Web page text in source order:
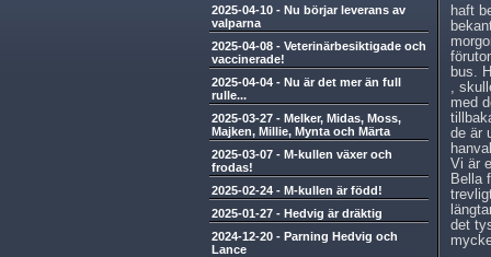
2025-04-10 - Nu börjar leverans av
valparna
2025-04-08 - Veterinärbesiktigade och
vaccinerade!
2025-04-04 - Nu är det mer än full
rulle...
2025-03-27 - Melker, Midas, Moss,
Majken, Millie, Mynta och Märta
2025-03-07 - M-kullen växer och
frodas!
2025-02-24 - M-kullen är född!
2025-01-27 - Hedvig är dräktig
2024-12-20 - Parning Hedvig och
Lance
haft
bus.
,
med
de är
Vi är
Bella
det